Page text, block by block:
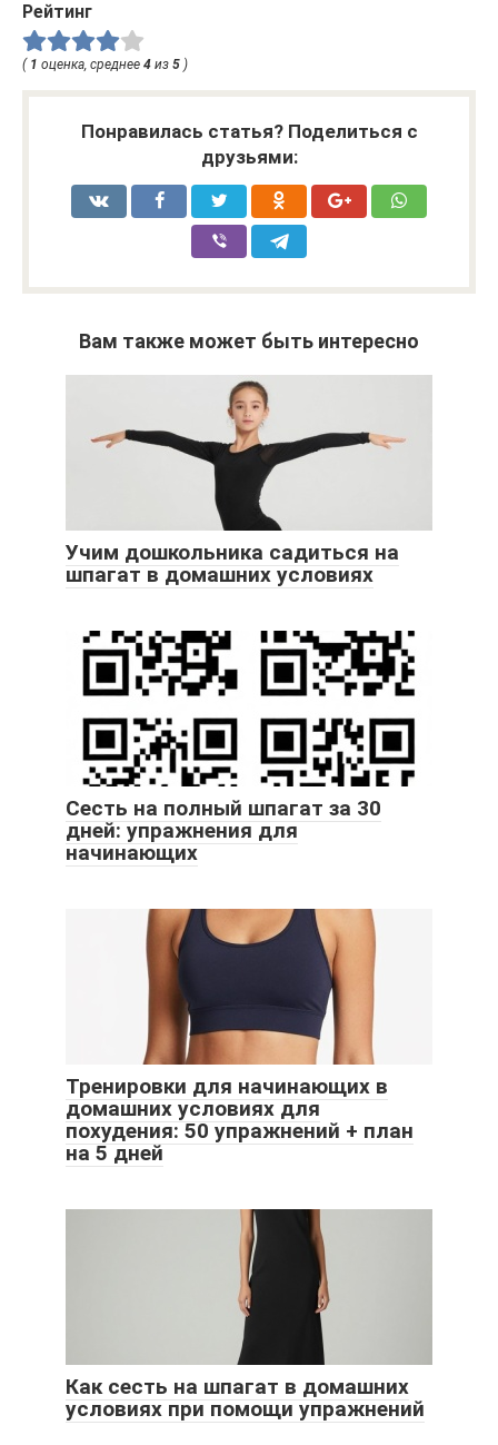
Рейтинг
( 1 оценка, среднее 4 из 5 )
Понравилась статья? Поделиться с
друзьями:
Вам также может быть интересно
Учим дошкольника садиться на
шпагат в домашних условиях
Сесть на полный шпагат за 30
дней: упражнения для
начинающих
Тренировки для начинающих в
домашних условиях для
похудения: 50 упражнений + план
на 5 дней
Как сесть на шпагат в домашних
условиях при помощи упражнений